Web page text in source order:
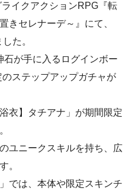
イクアクションRPG『転
きセレナーデ～』にて、
た。
が手に入るログインボー
ステップアップガチャが
衣】タチアナ」が期間限定
ユニークスキルを持ち、広
。
では、本体や限定スキンチ